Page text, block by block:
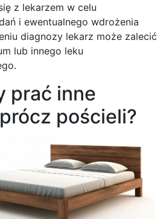
z lekarzem w celu
i ewentualnego wdrożenia
diagnozy lekarz może zalecić
lub innego leku
prać inne
pościeli?